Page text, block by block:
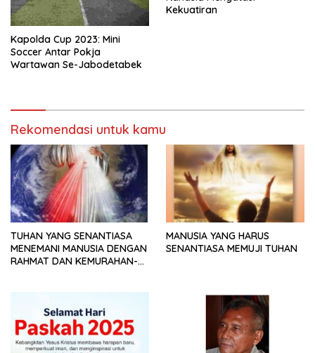
Kapolda Cup 2023: Mini
Soccer Antar Pokja
Wartawan Se-Jabodetabek
Kekuatiran
Rekomendasi untuk kamu
TUHAN YANG SENANTIASA
MENEMANI MANUSIA DENGAN
RAHMAT DAN KEMURAHAN-
MANUSIA YANG HARUS
SENANTIASA MEMUJI TUHAN